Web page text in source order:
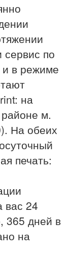
по
в режиме
на
м.
На обеих
печать:
вас 24
365 дней в
на